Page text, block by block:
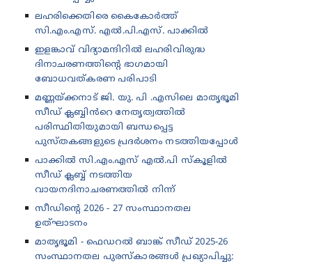
ലഹരിക്കെതിരെ കൈകോർത്ത്
സി.എം.എസ്. എൽ.പി.എസ്. പാക്കിൽ
ഇളങ്കാവ് വിദ്യാമന്ദിറിൽ ലഹരിവിരുദ്ധ
ദിനാചരണത്തിന്റെ ഭാഗമായി
ബോധവത്കരണ പരിപാടി
മണ്ണയ്ക്കനാട് ജി. യു. പി .എസിലെ മാതൃഭൂമി
സീഡ് ക്ലബ്ബിൻറെ നേതൃത്വത്തിൽ
പരിസ്ഥിതിയുമായി ബന്ധപ്പെട്ട
പുസ്തകങ്ങളുടെ പ്രദർശനം നടത്തിയപ്പോൾ
പാക്കിൽ സി.എം.എസ് എൽ.പി സ്കൂളിൽ
സീഡ് ക്ലബ്ബ് നടത്തിയ
വായനദിനാചരണത്തിൽ നിന്ന്
സീഡിന്റെ 2026 - 27 സംസ്ഥാനതല
ഉത്‌ഘാടനം
മാതൃഭൂമി - ഫെഡറൽ ബാങ്ക് സീഡ് 2025-26
സംസ്ഥാനതല പുരസ്കാരങ്ങൾ പ്രഖ്യാപിച്ചു: